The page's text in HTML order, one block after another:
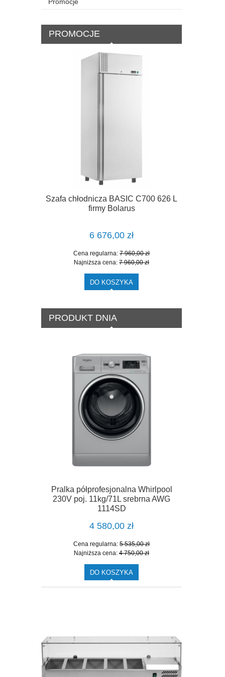
PROMOCJE
Szafa chłodnicza BASIC C700 626 L
firmy Bolarus
6 676,00 zł
Cena regularna: 7 960,00 zł
Najniższa cena: 7 960,00 zł
DO KOSZYKA
PRODUKT DNIA
Pralka półprofesjonalna Whirlpool
230V poj. 11kg/71L srebrna AWG
1114SD
4 580,00 zł
Cena regularna: 5 535,00 zł
Najniższa cena: 4 750,00 zł
DO KOSZYKA